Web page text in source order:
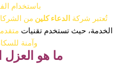
باستخدام
تُعتبر شركة الدعاء كلين من
الخدمة، حيث تستخدم تقنيات
وآمنة
ما هو العزل